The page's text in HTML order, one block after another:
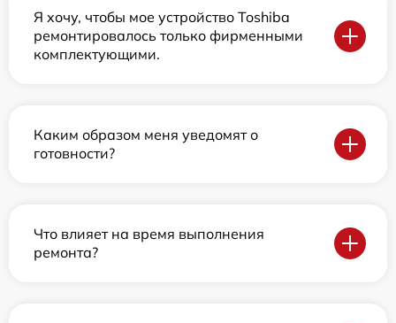
Я хочу, чтобы мое устройство Toshiba
ремонтировалось только фирменными
комплектующими.
Каким образом меня уведомят о
готовности?
Что влияет на время выполнения
ремонта?